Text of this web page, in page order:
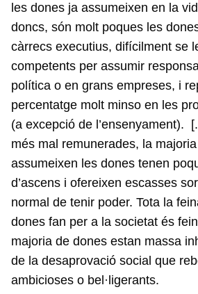
les dones ja assumeixen en la
doncs, són molt poques les
càrrecs executius, difícilment se
competents per assumir
política o en grans empreses, i
percentatge molt minso en les
(a excepció de l’ensenyament).
més mal remunerades, la
assumeixen les dones tenen
d’ascens i ofereixen escasses
normal de tenir poder. Tota la
dones fan per a la societat és
majoria de dones estan massa
de la desaprovació social que
ambicioses o bel·ligerants.